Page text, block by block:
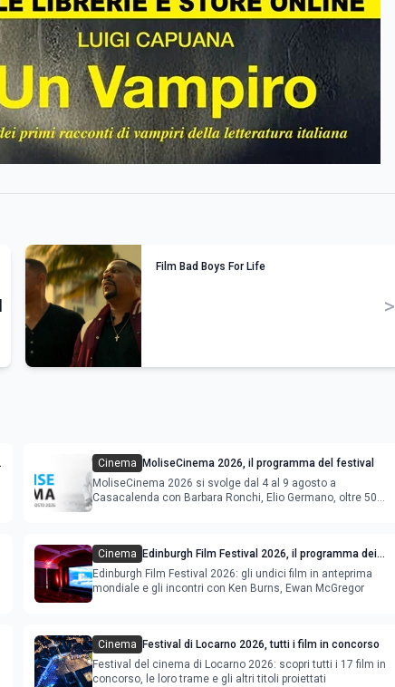
Film Bad Boys For Life
>
Cinema
MoliseCinema 2026, il programma del festival
MoliseCinema 2026 si svolge dal 4 al 9 agosto a
Casacalenda con Barbara Ronchi, Elio Germano, oltre 50
Cinema
Edinburgh Film Festival 2026, il programma dei
film in anteprima mondiale
Edinburgh Film Festival 2026: gli undici film in anteprima
mondiale e gli incontri con Ken Burns, Ewan McGregor
Cinema
Festival di Locarno 2026, tutti i film in concorso
Festival del cinema di Locarno 2026: scopri tutti i 17 film in
concorso, le loro trame e gli altri titoli proiettati